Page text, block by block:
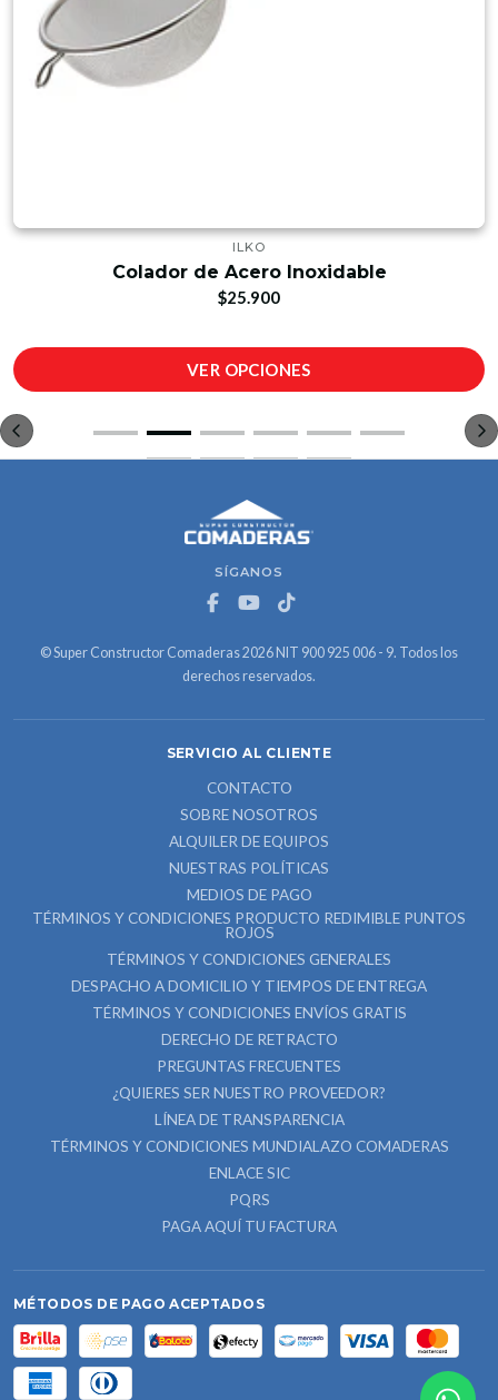
ILKO
Colador de Acero Inoxidable
$25.900
VER OPCIONES
SÍGANOS
© Super Constructor Comaderas 2026 NIT 900 925 006 - 9. Todos los
derechos reservados.
SERVICIO AL CLIENTE
CONTACTO
SOBRE NOSOTROS
ALQUILER DE EQUIPOS
NUESTRAS POLÍTICAS
MEDIOS DE PAGO
TÉRMINOS Y CONDICIONES PRODUCTO REDIMIBLE PUNTOS
ROJOS
TÉRMINOS Y CONDICIONES GENERALES
DESPACHO A DOMICILIO Y TIEMPOS DE ENTREGA
TÉRMINOS Y CONDICIONES ENVÍOS GRATIS
DERECHO DE RETRACTO
PREGUNTAS FRECUENTES
¿QUIERES SER NUESTRO PROVEEDOR?
LÍNEA DE TRANSPARENCIA
TÉRMINOS Y CONDICIONES MUNDIALAZO COMADERAS
ENLACE SIC
PQRS
PAGA AQUÍ TU FACTURA
MÉTODOS DE PAGO ACEPTADOS